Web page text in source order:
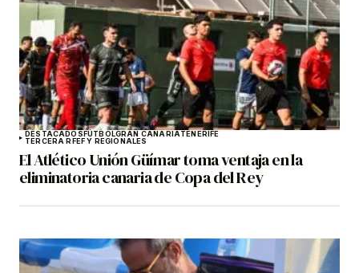
DESTACADOSFÚTBOLGRAN CANARIATENERIFE
TERCERA RFEF Y REGIONALES
El Atlético Unión Güímar toma ventaja en la
eliminatoria canaria de Copa del Rey